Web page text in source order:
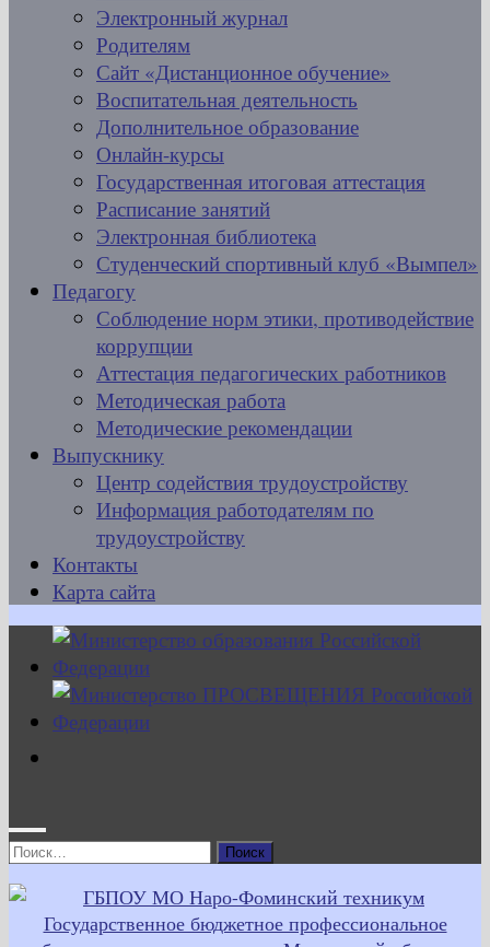
Электронный журнал
Родителям
Сайт «Дистанционное обучение»
Воспитательная деятельность
Дополнительное образование
Онлайн-курсы
Государственная итоговая аттестация
Расписание занятий
Электронная библиотека
Студенческий спортивный клуб «Вымпел»
Педагогу
Соблюдение норм этики, противодействие
коррупции
Аттестация педагогических работников
Методическая работа
Методические рекомендации
Выпускнику
Центр содействия трудоустройству
Информация работодателям по
трудоустройству
Контакты
Карта сайта
Найти: